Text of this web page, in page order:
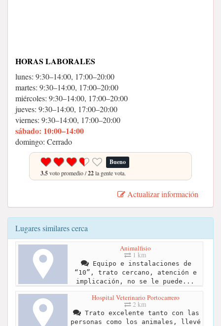
HORAS LABORALES
lunes: 9:30–14:00, 17:00–20:00
martes: 9:30–14:00, 17:00–20:00
miércoles: 9:30–14:00, 17:00–20:00
jueves: 9:30–14:00, 17:00–20:00
viernes: 9:30–14:00, 17:00–20:00
sábado: 10:00–14:00
domingo: Cerrado
Bueno
3.5voto promedio /22la gente vota.
Actualizar información
Lugares similares cerca
Animalfisio
1 km
Equipo e instalaciones de
“10”, trato cercano, atención e
implicación, no se le puede...
Hospital Veterinario Portocarrero
2 km
Trato excelente tanto con las
personas como los animales, llevé